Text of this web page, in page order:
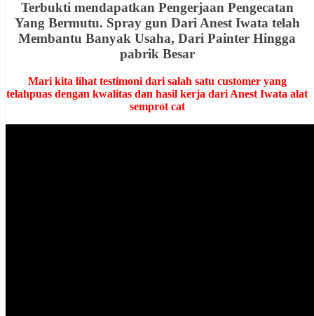
Terbukti mendapatkan Pengerjaan Pengecatan
Yang Bermutu. Spray gun Dari Anest Iwata telah
Membantu Banyak Usaha, Dari Painter Hingga
pabrik Besar
Mari kita lihat testimoni dari salah satu customer yang
telahpuas dengan kwalitas dan hasil kerja dari Anest Iwata alat
semprot cat